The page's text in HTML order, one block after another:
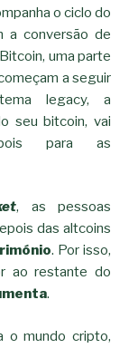
o ciclo do
a conversão de
uma parte
a seguir
legacy, a
seu bitcoin, vai
para as
, as pessoas
das altcoins
. Por isso,
ao restante do
.
o mundo cripto,